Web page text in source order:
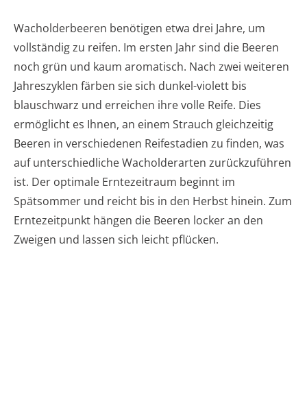
Wacholderbeeren benötigen etwa drei Jahre, um
vollständig zu reifen. Im ersten Jahr sind die Beeren
noch grün und kaum aromatisch. Nach zwei weiteren
Jahreszyklen färben sie sich dunkel-violett bis
blauschwarz und erreichen ihre volle Reife. Dies
ermöglicht es Ihnen, an einem Strauch gleichzeitig
Beeren in verschiedenen Reifestadien zu finden, was
auf unterschiedliche Wacholderarten zurückzuführen
ist. Der optimale Erntezeitraum beginnt im
Spätsommer und reicht bis in den Herbst hinein. Zum
Erntezeitpunkt hängen die Beeren locker an den
Zweigen und lassen sich leicht pflücken.